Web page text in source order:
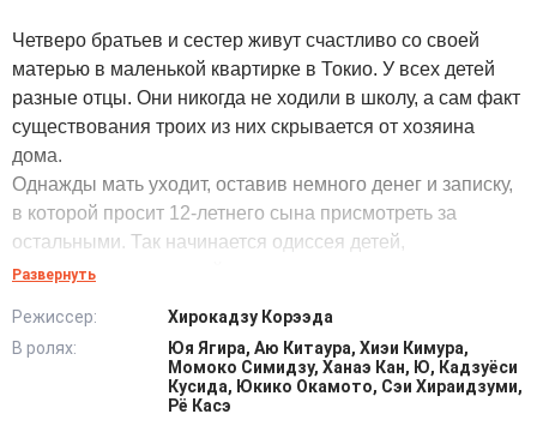
Четверо братьев и сестер живут счастливо со своей
матерью в маленькой квартирке в Токио. У всех детей
разные отцы. Они никогда не ходили в школу, а сам факт
существования троих из них скрывается от хозяина
дома.
Однажды мать уходит, оставив немного денег и записку,
в которой просит 12-летнего сына присмотреть за
остальными. Так начинается одиссея детей,
путешествие, конечный пункт которого никто не знает.
Развернуть
Режиссер:
Хирокадзу Корээда
В ролях:
Юя Ягира, Аю Китаура, Хиэи Кимура,
Момоко Симидзу, Ханаэ Кан, Ю, Кадзуёси
Кусида, Юкико Окамото, Сэи Хираидзуми,
Рё Касэ